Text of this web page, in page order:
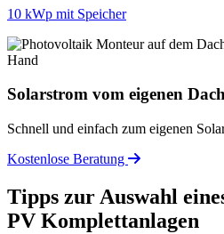
10 kWp mit Speicher
Solarstrom vom eigenen
Schnell und einfach zum eigenen
Kostenlose Beratung
Tipps zur Auswahl
PV Komplettanlagen